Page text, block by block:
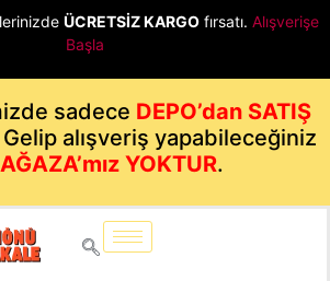
ÜCRETSİZ KARGO fırsatı. Alışverişe
Başla
sadece DEPO’dan SATIŞ
Gelip alışveriş yapabileceğiniz
YOKTUR.